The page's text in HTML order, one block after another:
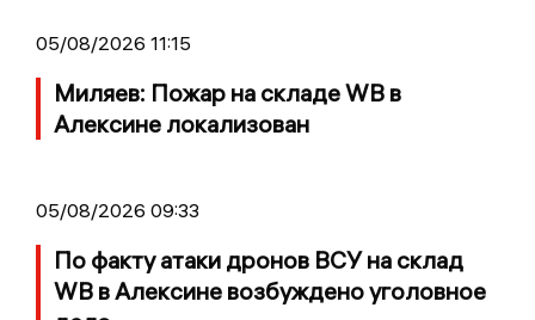
05/08/2026 11:15
Миляев: Пожар на складе WB в
Алексине локализован
05/08/2026 09:33
По факту атаки дронов ВСУ на склад
WB в Алексине возбуждено уголовное